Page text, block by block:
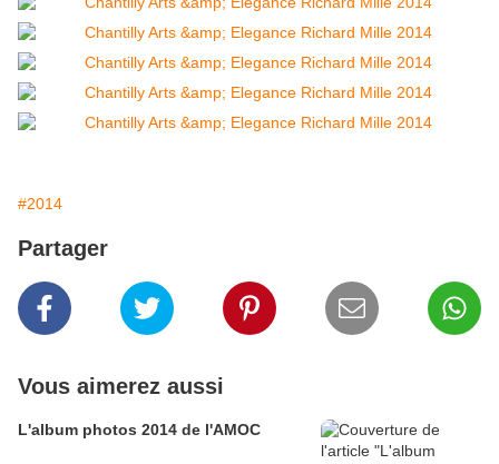
#2014
Partager
Vous aimerez aussi
L'album photos 2014 de l'AMOC